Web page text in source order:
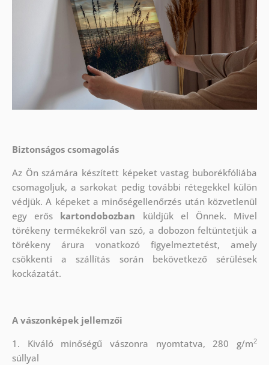
Biztonságos csomagolás
Az Ön számára készített képeket vastag buborékfóliába
csomagoljuk, a sarkokat pedig további rétegekkel külön
védjük.A képeket a minőségellenőrzés után közvetlenül
egy erős kartondobozban küldjük el Önnek. Mivel
törékeny termékekről van szó, a dobozon feltüntetjük a
törékeny árura vonatkozó figyelmeztetést, amely
csökkenti a szállítás során bekövetkező sérülések
kockázatát.
A vászonképek jellemzői
1. Kiváló minőségű vászonra nyomtatva, 280 g/m2
súllyal